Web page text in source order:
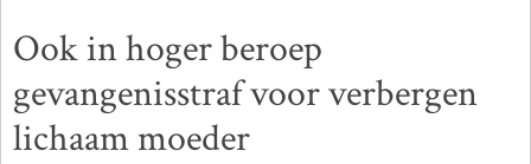
Ook in hoger beroep
gevangenisstraf voor verbergen
lichaam moeder